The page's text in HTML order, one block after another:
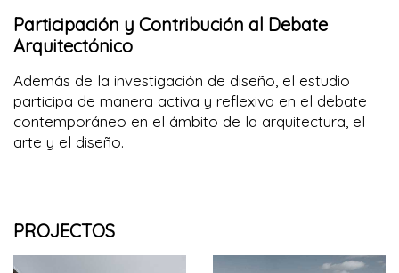
Participación y Contribución al Debate
Arquitectónico
Además de la investigación de diseño, el estudio
participa de manera activa y reflexiva en el debate
contemporáneo en el ámbito de la arquitectura, el
arte y el diseño.
PROJECTOS